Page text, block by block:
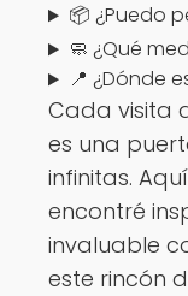
📦 ¿Puedo
🧼 ¿Qué
📍 ¿Dónde
Cada visita
es una
infinitas.
encontré
invaluable
este rincón